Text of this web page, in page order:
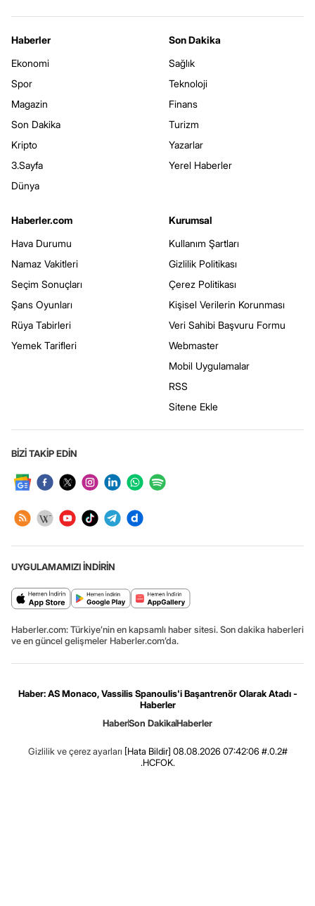
Haberler
Ekonomi
Spor
Magazin
Son Dakika
Kripto
3.Sayfa
Dünya
Son Dakika
Sağlık
Teknoloji
Finans
Turizm
Yazarlar
Yerel Haberler
Haberler.com
Hava Durumu
Namaz Vakitleri
Seçim Sonuçları
Şans Oyunları
Rüya Tabirleri
Yemek Tarifleri
Kurumsal
Kullanım Şartları
Gizlilik Politikası
Çerez Politikası
Kişisel Verilerin Korunması
Veri Sahibi Başvuru Formu
Webmaster
Mobil Uygulamalar
RSS
Sitene Ekle
BİZİ TAKİP EDİN
UYGULAMAMIZI İNDİRİN
Haberler.com: Türkiye’nin en kapsamlı haber sitesi. Son dakika haberleri
ve en güncel gelişmeler Haberler.com’da.
Haber: AS Monaco, Vassilis Spanoulis'i Başantrenör Olarak Atadı -
Haberler
HaberSon DakikaHaberler
Gizlilik ve çerez ayarları [Hata Bildir] 08.08.2026 07:42:06 #.0.2#
.HCFOK.